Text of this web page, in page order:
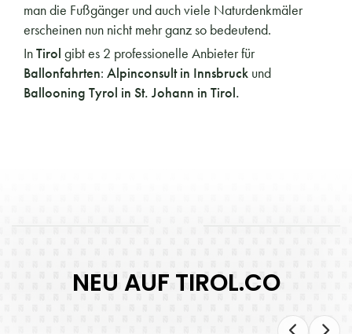
man die Fußgänger und auch viele Naturdenkmäler
erscheinen nun nicht mehr ganz so bedeutend.
InTirol gibt es 2 professionelle Anbieter für
Ballonfahrten: Alpinconsult in Innsbruck und
Ballooning Tyrol in St. Johann in Tirol.
NEU AUF TIROL.CO